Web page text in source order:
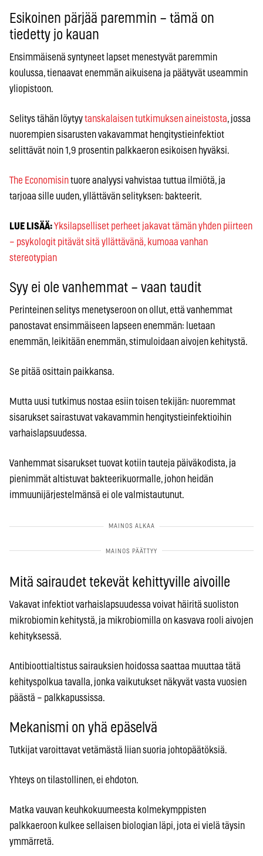
Esikoinen pärjää paremmin – tämä on
tiedetty jo kauan
Ensimmäisenä syntyneet lapset menestyvät paremmin
koulussa, tienaavat enemmän aikuisena ja päätyvät useammin
yliopistoon.
Selitys tähän löytyytanskalaisen tutkimuksen aineistosta, jossa
nuorempien sisarusten vakavammat hengitystieinfektiot
selittävät noin 1,9 prosentin palkkaeron esikoisen hyväksi.
The Economisintuore analyysi vahvistaa tuttua ilmiötä, ja
tarjoaa sille uuden, yllättävän selityksen: bakteerit.
LUE LISÄÄ:Yksilapselliset perheet jakavat tämän yhden piirteen
– psykologit pitävät sitä yllättävänä, kumoaa vanhan
stereotypian
Syy ei ole vanhemmat – vaan taudit
Perinteinen selitys menetyseroon on ollut, että vanhemmat
panostavat ensimmäiseen lapseen enemmän: luetaan
enemmän, leikitään enemmän, stimuloidaan aivojen kehitystä.
Se pitää osittain paikkansa.
Mutta uusi tutkimus nostaa esiin toisen tekijän: nuoremmat
sisarukset sairastuvat vakavammin hengitystieinfektioihin
varhaislapsuudessa.
Vanhemmat sisarukset tuovat kotiin tauteja päiväkodista, ja
pienimmät altistuvat bakteerikuormalle, johon heidän
immuunijärjestelmänsä ei ole valmistautunut.
Mitä sairaudet tekevät kehittyville aivoille
Vakavat infektiot varhaislapsuudessa voivat häiritä suoliston
mikrobiomin kehitystä, ja mikrobiomilla on kasvava rooli aivojen
kehityksessä.
Antibioottialtistus sairauksien hoidossa saattaa muuttaa tätä
kehityspolkua tavalla, jonka vaikutukset näkyvät vasta vuosien
päästä – palkkapussissa.
Mekanismi on yhä epäselvä
Tutkijat varoittavat vetämästä liian suoria johtopäätöksiä.
Yhteys on tilastollinen, ei ehdoton.
Matka vauvan keuhkokuumeesta kolmekymppisten
palkkaeroon kulkee sellaisen biologian läpi, jota ei vielä täysin
ymmärretä.